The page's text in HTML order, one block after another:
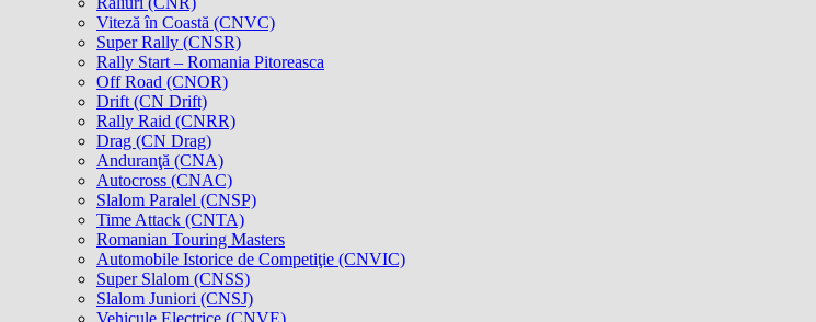
Viteză în Coastă (CNVC)
Super Rally (CNSR)
Rally Start – Romania Pitoreasca
Off Road (CNOR)
Drift (CN Drift)
Rally Raid (CNRR)
Drag (CN Drag)
Anduranţă (CNA)
Autocross (CNAC)
Slalom Paralel (CNSP)
Time Attack (CNTA)
Romanian Touring Masters
Automobile Istorice de Competiţie (CNVIC)
Super Slalom (CNSS)
Slalom Juniori (CNSJ)
Vehicule Electrice (CNVE)